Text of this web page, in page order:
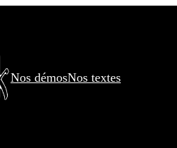
Nos démosNos textes